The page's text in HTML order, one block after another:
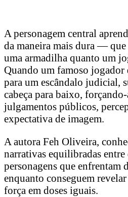
A personagem central
da maneira mais dura —
uma armadilha quanto um
Quando um famoso jogador
para um escândalo judicial,
cabeça para baixo,
julgamentos públicos,
expectativa de imagem.
A autora Feh Oliveira,
narrativas equilibradas entre
personagens que enfrentam
enquanto conseguem
força em doses iguais.